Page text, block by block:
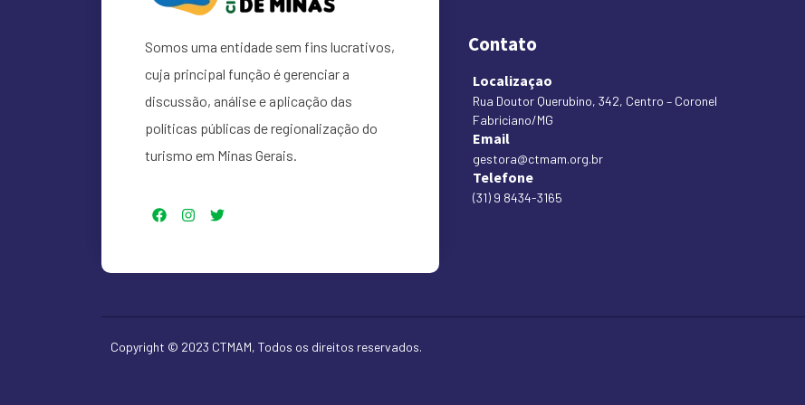
Somos uma entidade sem fins lucrativos,
cuja principal função é gerenciar a
discussão, análise e aplicação das
políticas públicas de regionalização do
turismo em Minas Gerais.
Contato
Localizaçao
Rua Doutor Querubino, 342, Centro – Coronel
Fabriciano/MG
Email
gestora@ctmam.org.br
Telefone
(31) 9 8434-3165
Copyright © 2023 CTMAM, Todos os direitos reservados.